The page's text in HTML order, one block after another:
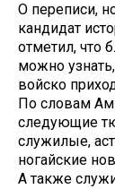
О переписи,
кандидат
отметил, что
можно
войско
По словам
следующие
служилые,
ногайские
А также